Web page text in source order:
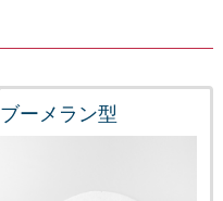
ブーメラン型